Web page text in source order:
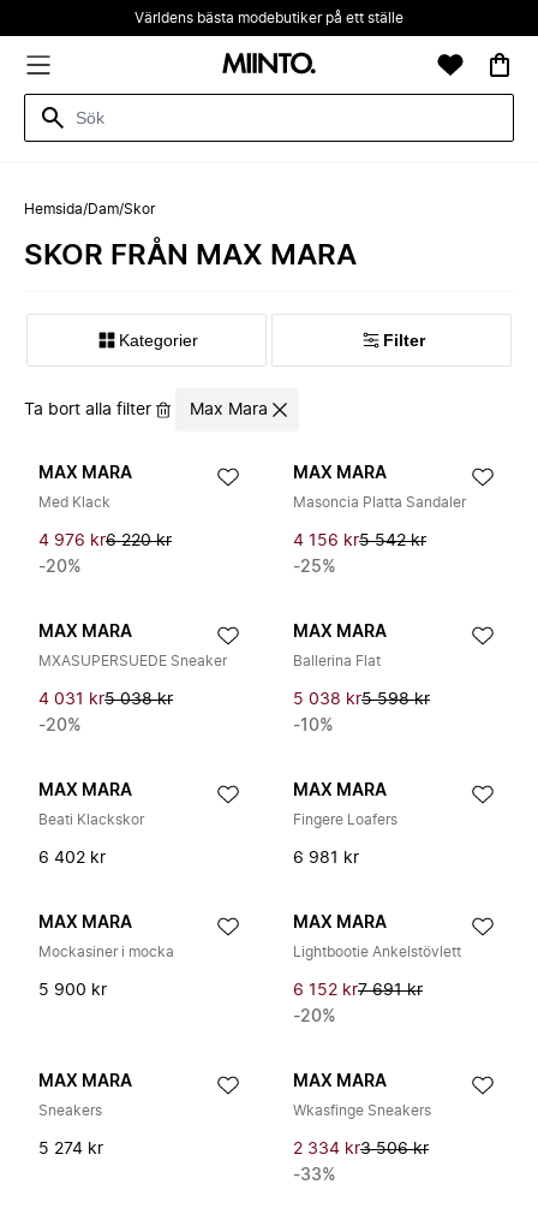
Världens bästa modebutiker på ett ställe
Hemsida/Dam/Skor
SKOR FRÅN MAX MARA
Kategorier Filter
Ta bort alla filter Max Mara
MAX MARA
Med Klack
4 976 kr6 220 kr
-20%
MAX MARA
Masoncia Platta Sandaler
4 156 kr5 542 kr
-25%
MAX MARA
MXASUPERSUEDE Sneaker
4 031 kr5 038 kr
-20%
MAX MARA
Ballerina Flat
5 038 kr5 598 kr
-10%
MAX MARA
Beati Klackskor
6 402 kr
MAX MARA
Fingere Loafers
6 981 kr
MAX MARA
Mockasiner i mocka
5 900 kr
MAX MARA
Lightbootie Ankelstövlett
6 152 kr7 691 kr
-20%
MAX MARA
Sneakers
5 274 kr
MAX MARA
Wkasfinge Sneakers
2 334 kr3 506 kr
-33%